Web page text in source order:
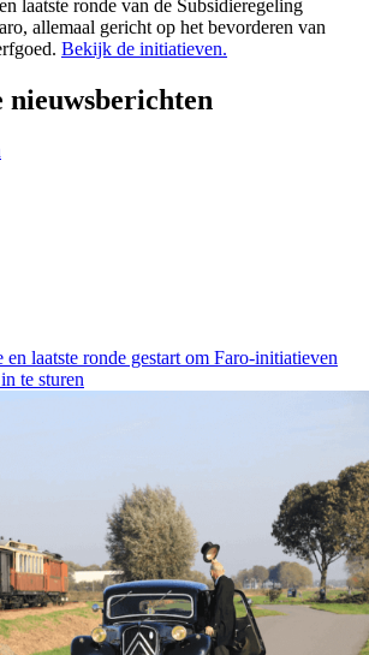
laatste ronde van de Subsidieregeling
allemaal gericht op het bevorderen van
Bekijk de initiatieven.
nieuwsberichten
laatste ronde gestart om Faro-initiatieven
te sturen